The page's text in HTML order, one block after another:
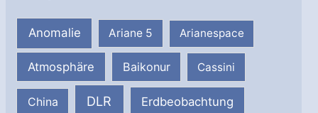
Anomalie Ariane 5 Arianespace
Atmosphäre Baikonur Cassini
China DLR Erdbeobachtung